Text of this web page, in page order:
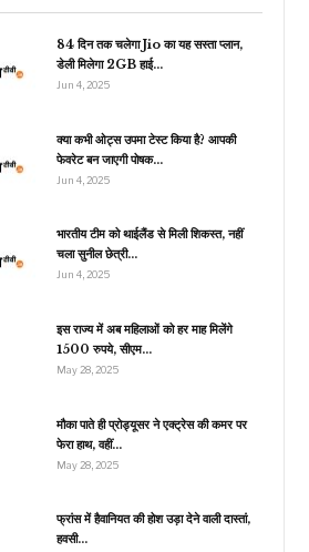
84 दिन तक चलेगा Jio का यह सस्ता प्लान,
डेली मिलेगा 2GB हाई…
Jun 4, 2025
क्या कभी ओट्स उपमा टेस्ट किया है? आपकी
फेवरेट बन जाएगी पोषक…
Jun 4, 2025
भारतीय टीम को थाईलैंड से मिली शिकस्त, नहीं
चला सुनील छेत्री…
Jun 4, 2025
इस राज्य में अब महिलाओं को हर माह मिलेंगे
1500 रुपये, सीएम…
May 28, 2025
मौका पाते ही प्रोड्यूसर ने एक्ट्रेस की कमर पर
फेरा हाथ, वहीं…
May 28, 2025
फ्रांस में हैवानियत की होश उड़ा देने वाली दास्तां,
हवसी…